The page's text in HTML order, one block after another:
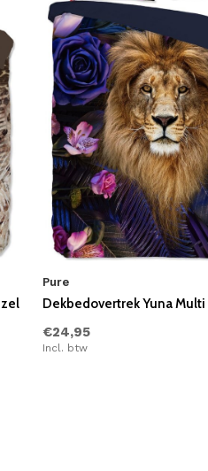
Pure
Dekbedovertrek Yuna
€24,95
Incl. btw